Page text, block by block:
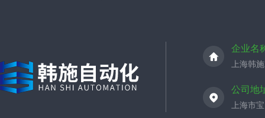
企业名
上海韩
公司地
上海市